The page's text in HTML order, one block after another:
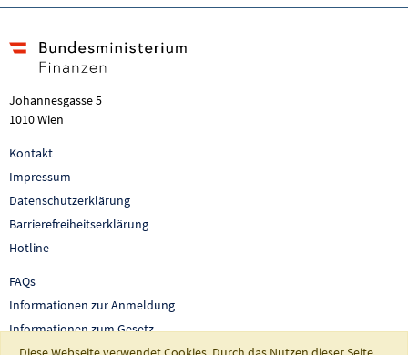
Johannesgasse 5
1010 Wien
Kontakt
Impressum
Datenschutzerklärung
Barrierefreiheitserklärung
Hotline
FAQs
Informationen zur Anmeldung
Informationen zum Gesetz